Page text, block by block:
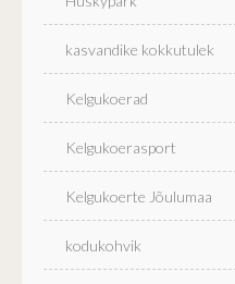
kasvandike kokkutulek
Kelgukoerad
Kelgukoerasport
Kelgukoerte Jõulumaa
kodukohvik